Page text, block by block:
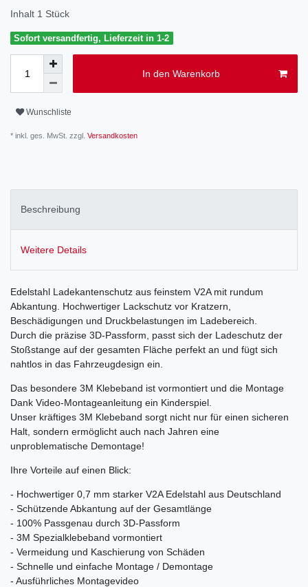
Inhalt 1 Stück
Sofort versandfertig, Lieferzeit in 1-2
In den Warenkorb
Wunschliste
* inkl. ges. MwSt. zzgl. Versandkosten
Beschreibung
Weitere Details
Edelstahl Ladekantenschutz aus feinstem V2A mit rundum
Abkantung. Hochwertiger Lackschutz vor Kratzern,
Beschädigungen und Druckbelastungen im Ladebereich.
Durch die präzise 3D-Passform, passt sich der Ladeschutz der
Stoßstange auf der gesamten Fläche perfekt an und fügt sich
nahtlos in das Fahrzeugdesign ein.
Das besondere 3M Klebeband ist vormontiert und die Montage
Dank Video-Montageanleitung ein Kinderspiel.
Unser kräftiges 3M Klebeband sorgt nicht nur für einen sicheren
Halt, sondern ermöglicht auch nach Jahren eine
unproblematische Demontage!
Ihre Vorteile auf einen Blick:
- Hochwertiger 0,7 mm starker V2A Edelstahl aus Deutschland
- Schützende Abkantung auf der Gesamtlänge
- 100% Passgenau durch 3D-Passform
- 3M Spezialklebeband vormontiert
- Vermeidung und Kaschierung von Schäden
- Schnelle und einfache Montage / Demontage
- Ausführliches Montagevideo